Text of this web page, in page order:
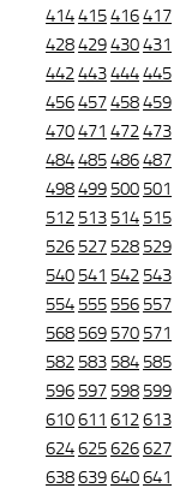
414415416417
428429430431
442443444445
456457458459
470471 472473
484485486487
498499 500 501
512 513 514 515
526 527 528 529
540 541 542 543
554 555 556 557
568 569 570 571
582 583 584 585
596 597 598 599
610611 612613
624625626627
638639640641